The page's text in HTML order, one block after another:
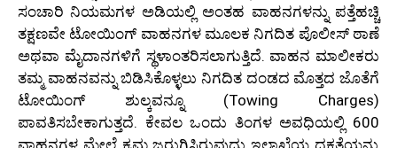
ಸಂಚಾರಿ ನಿಯಮಗಳ ಅಡಿಯಲ್ಲಿ ಅಂತಹ ವಾಹನಗಳನ್ನು ಪತ್ತೆಹಚ್ಚಿ
ತಕ್ಷಣವೇ ಟೋಯಿಂಗ್ ವಾಹನಗಳ ಮೂಲಕ ನಿಗದಿತ ಪೊಲೀಸ್ ಠಾಣೆ
ಅಥವಾ ಮೈದಾನಗಳಿಗೆ ಸ್ಥಳಾಂತರಿಸಲಾಗುತ್ತಿದೆ. ವಾಹನ ಮಾಲೀಕರು
ತಮ್ಮ ವಾಹನವನ್ನು ಬಿಡಿಸಿಕೊಳ್ಳಲು ನಿಗದಿತ ದಂಡದ ಮೊತ್ತದ ಜೊತೆಗೆ
ಟೋಯಿಂಗ್ ಶುಲ್ಕವನ್ನೂ (Towing Charges)
ಪಾವತಿಸಬೇಕಾಗುತ್ತದೆ. ಕೇವಲ ಒಂದು ತಿಂಗಳ ಅವಧಿಯಲ್ಲಿ 600